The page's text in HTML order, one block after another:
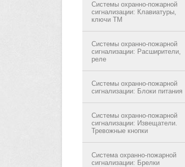
Системы охранно-пожарной
сигнализации: Клавиатуры,
ключи ТМ
Системы охранно-пожарной
сигнализации: Расширители,
реле
Системы охранно-пожарной
сигнализации: Блоки питания
Системы охранно-пожарной
сигнализации: Извещатели.
Тревожные кнопки
Система охранно-пожарной
сигнализации: Брелки